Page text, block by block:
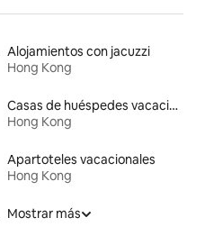
Alojamientos con jacuzzi
Hong Kong
Casas de huéspedes vacacionales
Hong Kong
Apartoteles vacacionales
Hong Kong
Mostrar más